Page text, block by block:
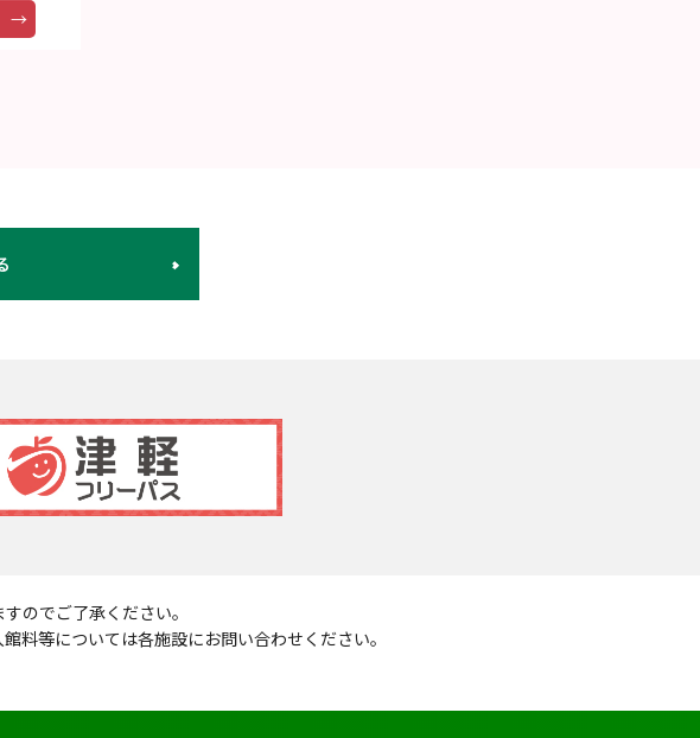
のでご了承ください。
等については各施設にお問い合わせください。